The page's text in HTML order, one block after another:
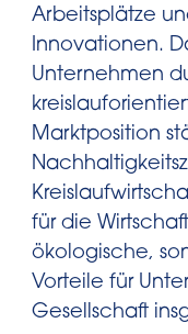
Arbeitsplätze
Innovationen.
Unternehmen
Marktposition
für die
ökologische,
Vorteile für
Gesellschaft